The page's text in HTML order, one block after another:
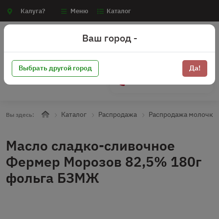
Калуга? Меню Каталог
Вы здесь: Каталог Распродажа Распродажа молочка
Масло сладко-сливочное
Фермер Морозов 82,5% 180г
фольга БЗМЖ
Ваш город -
Выбрать другой город Да!